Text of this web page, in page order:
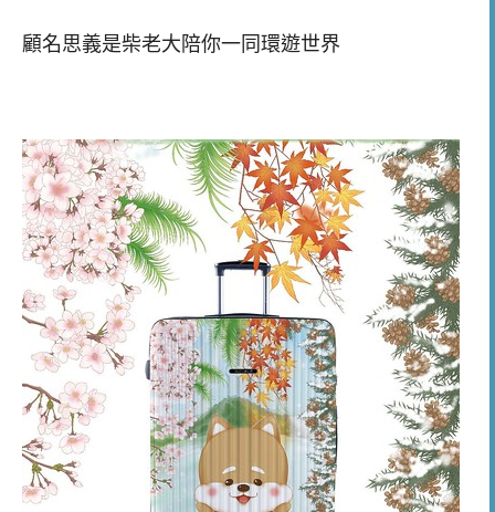
顧名思義是柴老大陪你一同環遊世界